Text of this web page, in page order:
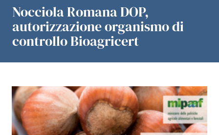
Nocciola Romana DOP,
autorizzazione organismo di
controllo Bioagricert